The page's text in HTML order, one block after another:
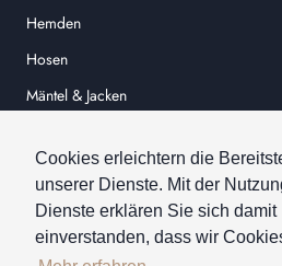
Cookies erleichtern die
unserer Dienste. Mit der
Dienste erklären Sie sich damit
einverstanden, dass wir
Hemden
Hosen
Mäntel & Jacken
© HEINER